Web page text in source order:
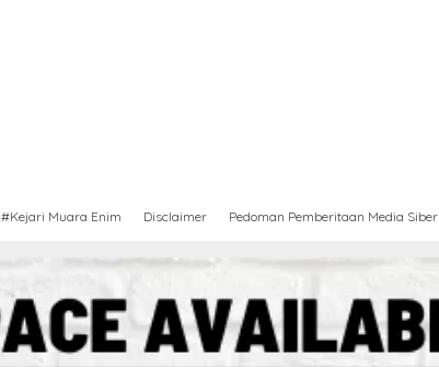
#Kejari Muara Enim Disclaimer Pedoman Pemberitaan Media Siber